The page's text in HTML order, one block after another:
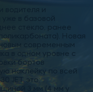
и
в базовой
стекло, ранее
Новая
современным
в одном уровне с
бортов
наклейку по всей
JET это:
3 мм (4 мм у